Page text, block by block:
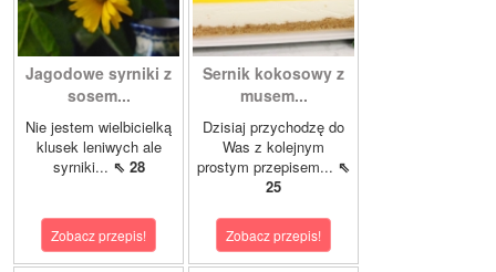
Jagodowe syrniki z
sosem...
Nie jestem wielbicielką
klusek leniwych ale
syrniki... ⇖ 28
Zobacz przepis!
Sernik kokosowy z
musem...
Dzisiaj przychodzę do
Was z kolejnym
prostym przepisem... ⇖
25
Zobacz przepis!